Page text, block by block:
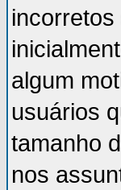
algum
usuários
tamanho
nos